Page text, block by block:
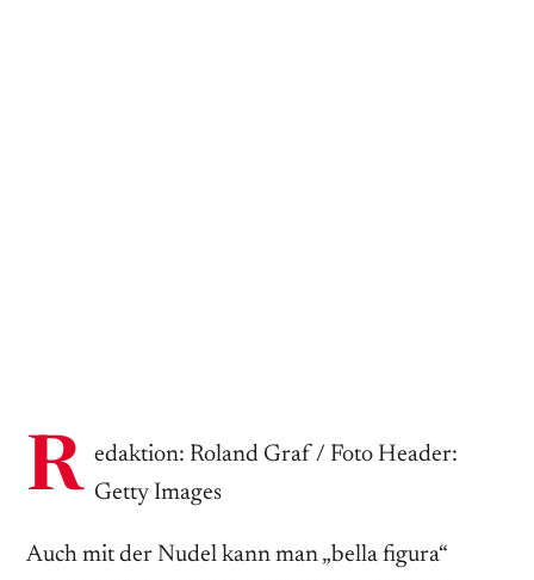
R edaktion: Roland Graf / Foto Header:
Getty Images
Auch mit der Nudel kann man „bella figura“